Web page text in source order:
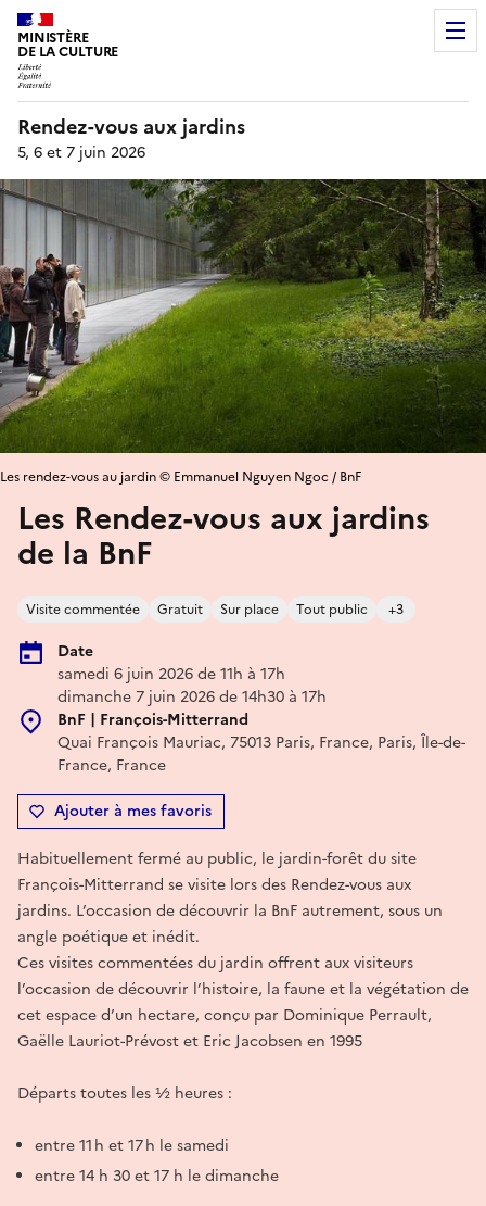
MINISTÈRE
DE LA CULTURE
Rendez-vous aux jardins
5, 6 et 7 juin 2026
Les Rendez-vous aux jardins
de la BnF
Visite commentée Gratuit Sur place Tout public +3
Date
samedi 6 juin 2026 de 11h à 17h
dimanche 7 juin 2026 de 14h30 à 17h
BnF | François-Mitterrand
Quai François Mauriac, 75013 Paris, France, Paris, Île-de-
France, France
Ajouter à mes favoris
Les rendez-vous au jardin © Emmanuel Nguyen Ngoc / BnF
Habituellement fermé au public, le jardin-forêt du site
François-Mitterrand se visite lors des Rendez-vous aux
jardins. L’occasion de découvrir la BnF autrement, sous un
angle poétique et inédit.
Ces visites commentées du jardin offrent aux visiteurs
l’occasion de découvrir l’histoire, la faune et la végétation de
cet espace d’un hectare, conçu par Dominique Perrault,
Gaëlle Lauriot-Prévost et Eric Jacobsen en 1995
Départs toutes les ½ heures :
entre 11 h et 17 h le samedi
entre 14 h 30 et 17 h le dimanche